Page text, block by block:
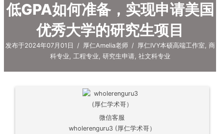
低GPA如何准备，实现申请美国
优秀大学的研究生项目
发布于2024年07月01日 / 厚仁Amelia老师 / 厚仁IVY本硕高端工作室, 商
科专业, 工程专业, 研究生申请, 社文科专业
微信客服
wholerenguru3 (厚仁学术哥）